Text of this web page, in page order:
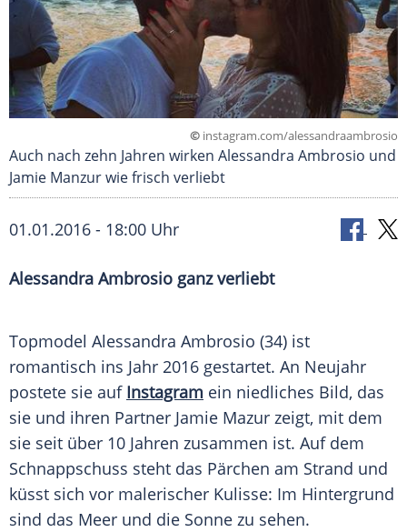
© instagram.com/alessandraambrosio
Auch nach zehn Jahren wirken Alessandra Ambrosio und
Jamie Manzur wie frisch verliebt
01.01.2016 - 18:00 Uhr
Alessandra Ambrosio ganz verliebt
Topmodel Alessandra Ambrosio (34) ist
romantisch ins Jahr 2016 gestartet. An Neujahr
postete sie auf Instagram ein niedliches Bild, das
sie und ihren Partner Jamie Mazur zeigt, mit dem
sie seit über 10 Jahren zusammen ist. Auf dem
Schnappschuss steht das Pärchen am Strand und
küsst sich vor malerischer Kulisse: Im Hintergrund
sind das Meer und die Sonne zu sehen.